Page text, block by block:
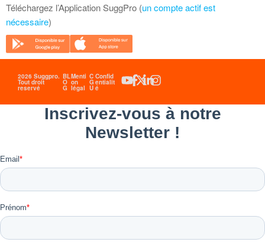
Téléchargez l’Application SuggPro (un compte actif est
nécessaire)
2026 Suggpro.
Tout droit
reservé
BL
O
G
Menti
on
légal
C
G
U
Confid
entialit
é